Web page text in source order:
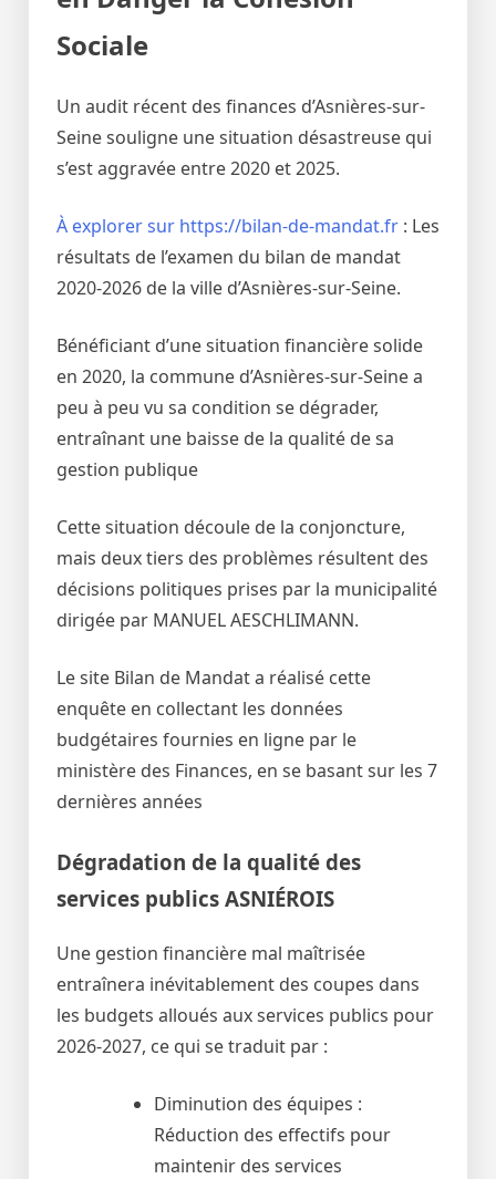
Sociale
Un audit récent des finances d’Asnières-sur-
Seine souligne une situation désastreuse qui
s’est aggravée entre 2020 et 2025.
À explorer sur https://bilan-de-mandat.fr : Les
résultats de l’examen du bilan de mandat
2020-2026 de la ville d’Asnières-sur-Seine.
Bénéficiant d’une situation financière solide
en 2020, la commune d’Asnières-sur-Seine a
peu à peu vu sa condition se dégrader,
entraînant une baisse de la qualité de sa
gestion publique
Cette situation découle de la conjoncture,
mais deux tiers des problèmes résultent des
décisions politiques prises par la municipalité
dirigée par MANUEL AESCHLIMANN.
Le site Bilan de Mandat a réalisé cette
enquête en collectant les données
budgétaires fournies en ligne par le
ministère des Finances, en se basant sur les 7
dernières années
Dégradation de la qualité des
services publics ASNIÉROIS
Une gestion financière mal maîtrisée
entraînera inévitablement des coupes dans
les budgets alloués aux services publics pour
2026-2027, ce qui se traduit par :
Diminution des équipes :
Réduction des effectifs pour
maintenir des services